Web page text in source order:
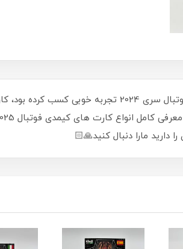
مارا دنبال کنید🙏🏻